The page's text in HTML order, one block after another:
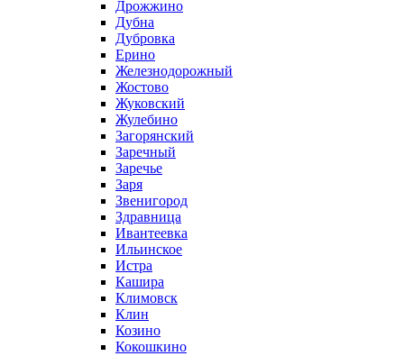
Дрожжино
Дубна
Дубровка
Ерино
Железнодорожный
Жостово
Жуковский
Жулебино
Загорянский
Заречный
Заречье
Заря
Звенигород
Здравница
Ивантеевка
Ильинское
Истра
Кашира
Климовск
Клин
Козино
Кокошкино